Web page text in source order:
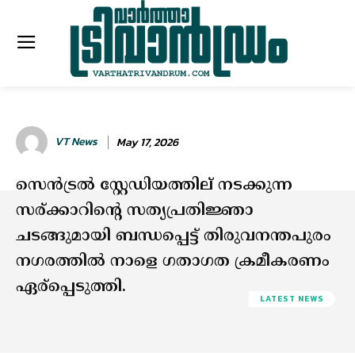
VT News May 17, 2026
സെൻട്രൽ സ്റ്റേഡിയത്തില് നടക്കുന്ന
സര്ക്കാറിന്റെ സത്യപ്രതിജ്ഞാ
ചടങ്ങുമായി ബന്ധപ്പെട്ട് തിരുവനന്തപുരം
നഗരത്തില്‍ നാളെ ഗതാഗത ക്രമീകരണം
ഏര്പ്പെടുത്തി.
LATEST NEWS